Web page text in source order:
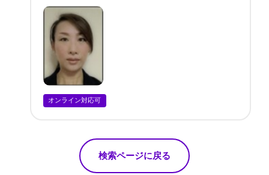
オンライン対応可
検索ページに戻る